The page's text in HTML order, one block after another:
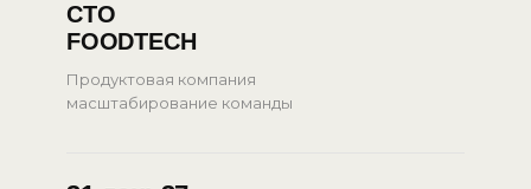
CTO
FOODTECH
Продуктовая компания
масштабирование команды